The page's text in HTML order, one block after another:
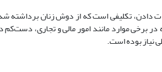
تکلیفی است که از دوش زنان برداشته
نیاز بوده است.